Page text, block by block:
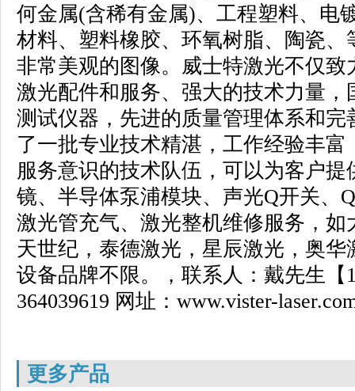
何金属(含稀有金属)、工程塑料、电
材料、塑料橡胶、环氧树脂、陶瓷
非常美观的图像。威士特激光不仅
激光配件和服务、强大的技术力量
测试仪器，先进的质量管理体系和
了一批专业技术精湛，工作经验丰
服务意识的技术队伍，可以为客户
镜、半导体泵浦模块、声光Q开关、 Q
激光管充气、激光整机维修服务，
天世纪，泰德激光，星辰激光，奥华
设备品牌不限。，联系人：戴先生【
364039619 网址： www.vister-
更多产品